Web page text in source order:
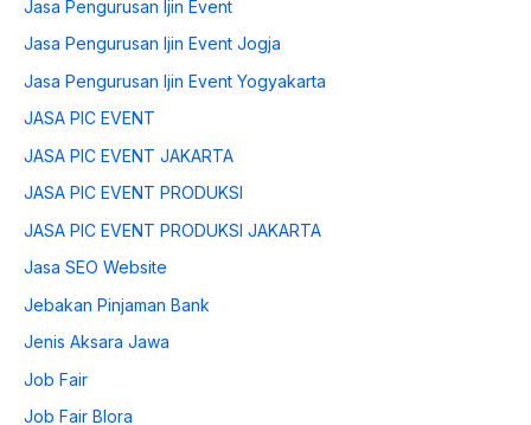
Jasa Pengurusan Ijin Event
Jasa Pengurusan Ijin Event Jogja
Jasa Pengurusan Ijin Event Yogyakarta
JASA PIC EVENT
JASA PIC EVENT JAKARTA
JASA PIC EVENT PRODUKSI
JASA PIC EVENT PRODUKSI JAKARTA
Jasa SEO Website
Jebakan Pinjaman Bank
Jenis Aksara Jawa
Job Fair
Job Fair Blora